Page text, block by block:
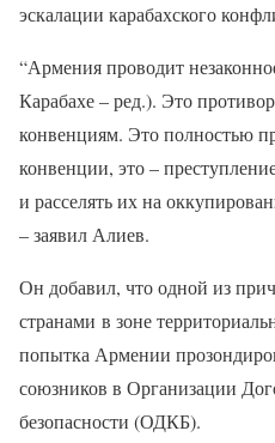
эскалации карабахского
“Армения проводит
Карабахе – ред.). Это
конвенциям. Это полностью
конвенции, это –
и расселять их на
– заявил Алиев.
Он добавил, что одной из
странами в зоне
попытка Армении
союзников в Организации
безопасности (ОДКБ).